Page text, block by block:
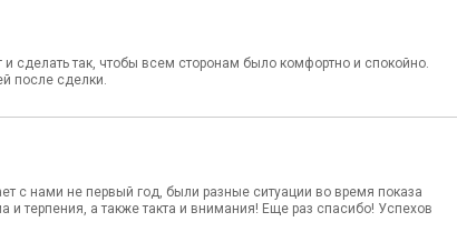
сделать так, чтобы всем сторонам было комфортно и спокойно.
после сделки.
с нами не первый год, были разные ситуации во время показа
терпения, а также такта и внимания! Еще раз спасибо! Успехов